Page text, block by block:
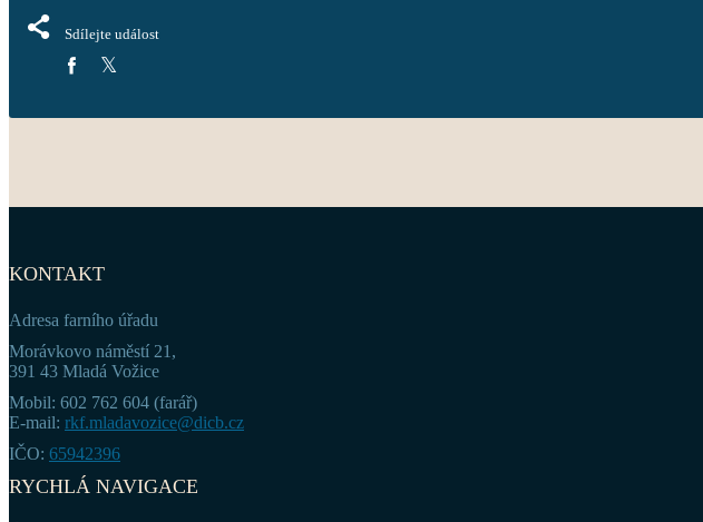
Sdílejte událost
KONTAKT
Adresa farního úřadu
Morávkovo náměstí 21,
391 43 Mladá Vožice
Mobil: 602 762 604 (farář)
E-mail: rkf.mladavozice@dicb.cz
IČO: 65942396
RYCHLÁ NAVIGACE